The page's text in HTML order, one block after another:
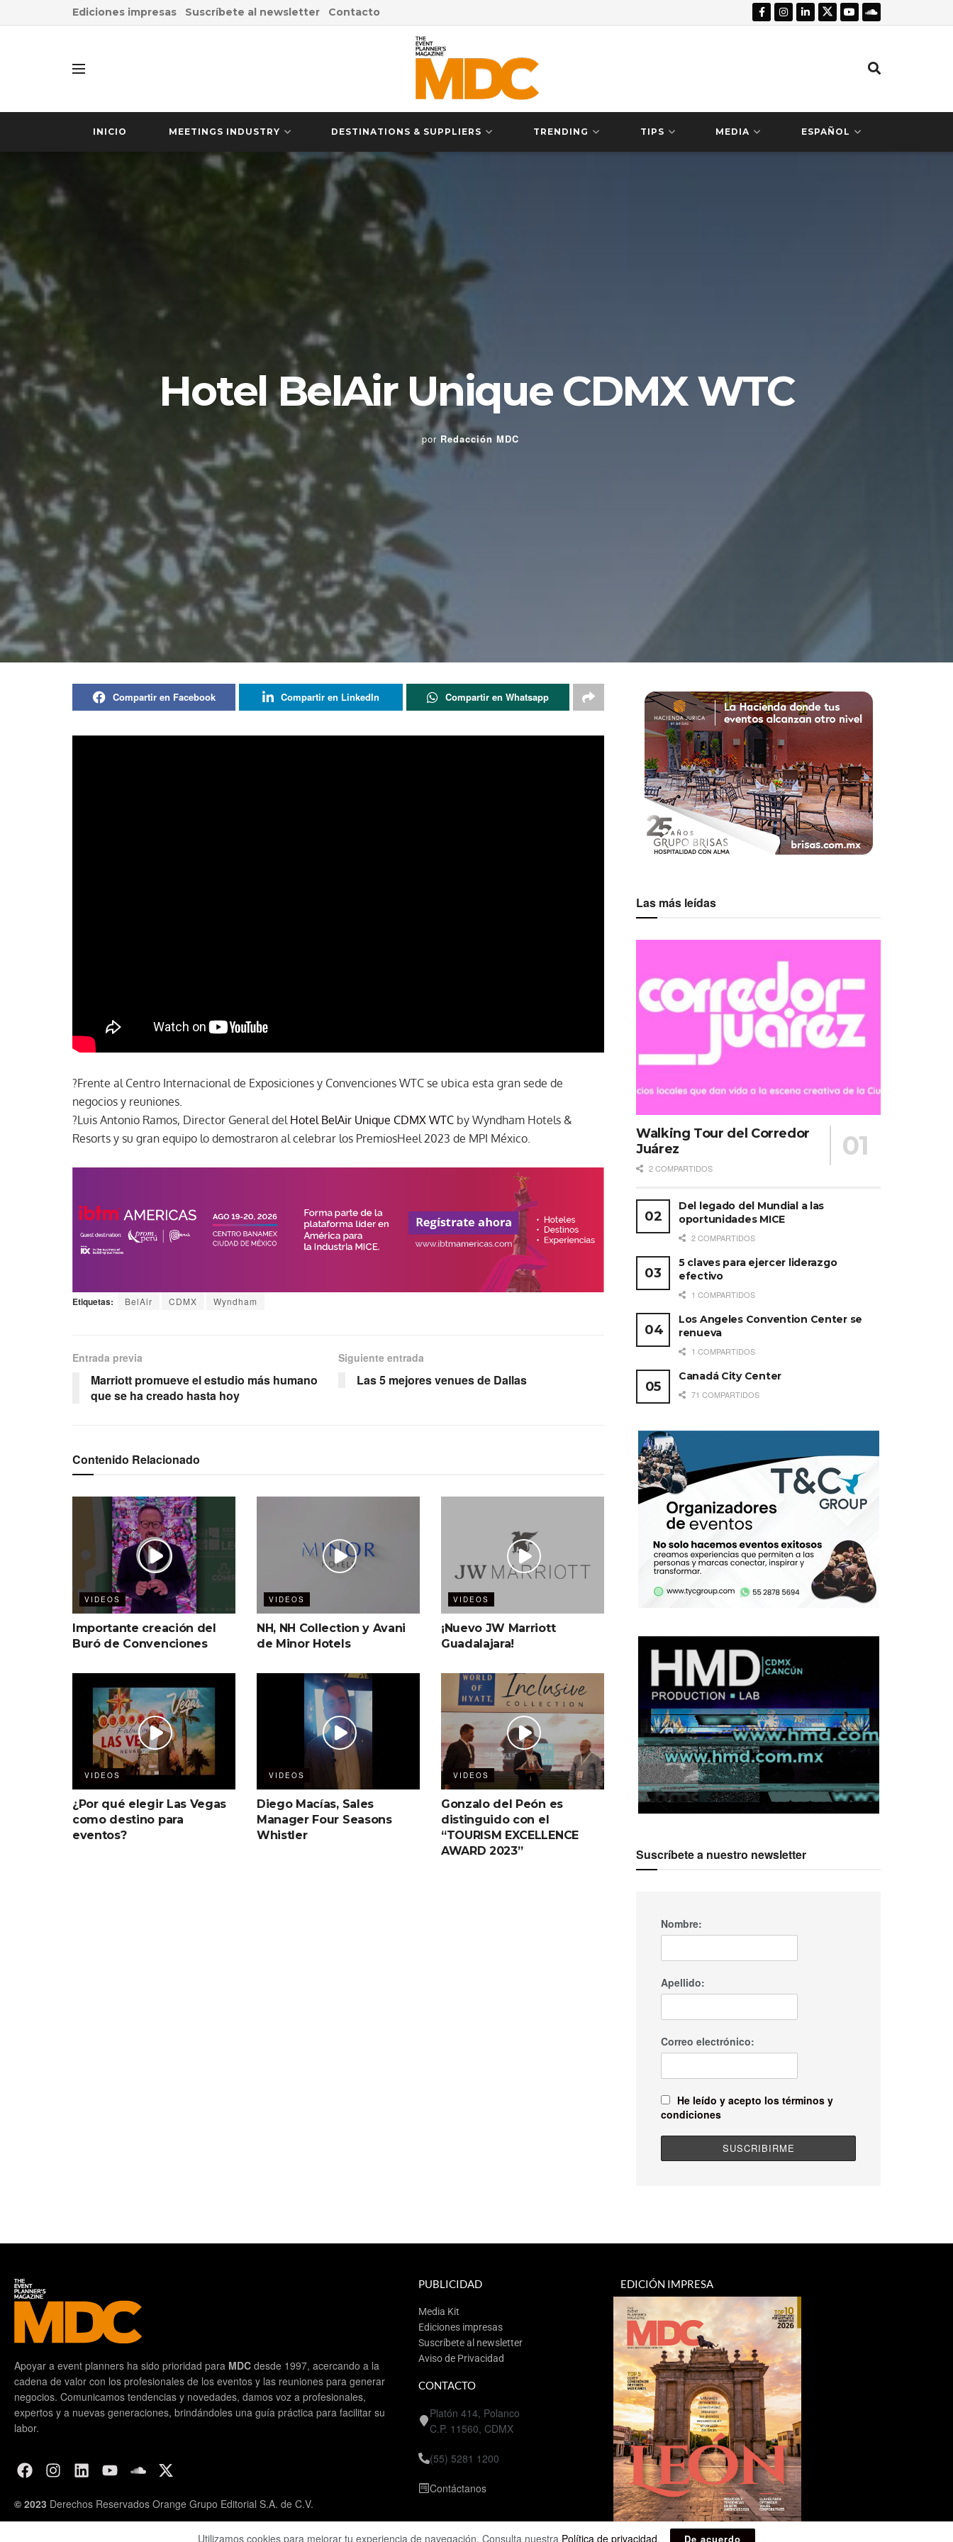
Ediciones impresas Suscríbete al newsletter Contacto
INICIO MEETINGS INDUSTRY DESTINATIONS & SUPPLIERS TRENDING TIPS MEDIA ESPAÑOL
Hotel BelAir Unique CDMX WTC
por Redacción MDC
Compartir en Facebook Compartir en LinkedIn Compartir en Whatsapp
?Frente al Centro Internacional de Exposiciones y Convenciones WTC se ubica esta gran sede de
negocios y reuniones.
?Luis Antonio Ramos, Director General del Hotel BelAir Unique CDMX WTC by Wyndham Hotels &
Resorts y su gran equipo lo demostraron al celebrar los PremiosHeel 2023 de MPI México.
Etiquetas: BelAir CDMX Wyndham
Entrada previa
Marriott promueve el estudio más humano
que se ha creado hasta hoy
Siguiente entrada
Las 5 mejores venues de Dallas
Contenido Relacionado
VIDEOS
Importante creación del
Buró de Convenciones
VIDEOS
NH, NH Collection y Avani
de Minor Hotels
VIDEOS
¡Nuevo JW Marriott
Guadalajara!
VIDEOS
¿Por qué elegir Las Vegas
como destino para
eventos?
VIDEOS
Diego Macías, Sales
Manager Four Seasons
Whistler
VIDEOS
Gonzalo del Peón es
distinguido con el
“TOURISM EXCELLENCE
AWARD 2023”
Las más leídas
Walking Tour del Corredor
Juárez
2 COMPARTIDOS
Del legado del Mundial a las
oportunidades MICE
2 COMPARTIDOS
5 claves para ejercer liderazgo
efectivo
1 COMPARTIDOS
Los Angeles Convention Center se
renueva
1 COMPARTIDOS
Canadá City Center
71 COMPARTIDOS
Suscríbete a nuestro newsletter
Nombre:
Apellido:
Correo electrónico:
He leído y acepto los términos y
condiciones
Apoyar a event planners ha sido prioridad para MDC desde 1997, acercando a la
cadena de valor con los profesionales de los eventos y las reuniones para generar
negocios. Comunicamos tendencias y novedades, damos voz a profesionales,
expertos y a nuevas generaciones, brindándoles una guía práctica para facilitar su
labor.
© 2023 Derechos Reservados Orange Grupo Editorial S.A. de C.V.
PUBLICIDAD
Media Kit
Ediciones impresas
Suscríbete al newsletter
Aviso de Privacidad
CONTACTO
Platón 414, Polanco
C.P. 11560, CDMX
(55) 5281 1200
Contáctanos
EDICIÓN IMPRESA
Utilizamos cookies para mejorar tu experiencia de navegación. Consulta nuestra Política de privacidad. De acuerdo